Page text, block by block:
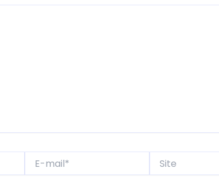
mail*